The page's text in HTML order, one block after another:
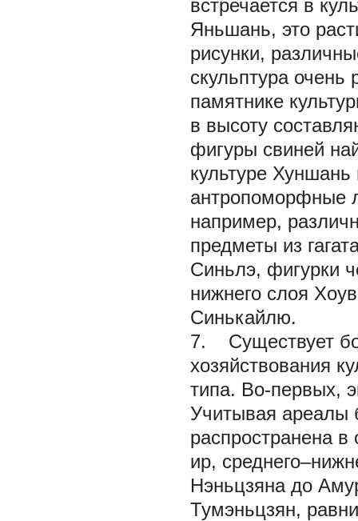
встречается в
Яньшань, это
рисунки,
скульптура
памятнике
в высоту
фигуры свиней
культуре
антропоморфные
например,
предметы из
Синьлэ, фигурки
нижнего слоя
Синькайлю.
7. Существует
хозяйствования
типа. Во-первых,
Учитывая ареалы
распространена в
ир,
Нэньцзяна до
Тумэньцзян,